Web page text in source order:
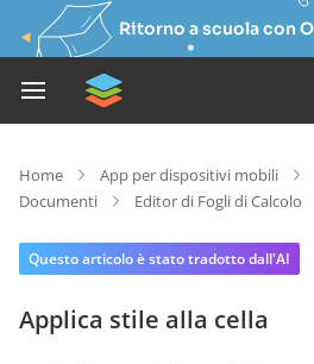
Ritorno a scuola con
Home App per dispositivi mobili
Documenti
Editor di Fogli di Calcolo
Questo articolo è stato tradotto dall'AI
Applica stile alla cella